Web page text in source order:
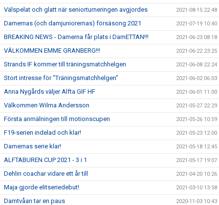
Välspelat och glatt när seniorturneringen avgjordes 2021-08-15 22:48
Damernas (och damjuniorernas) försäsong 2021 2021-07-19 10:40
BREAKING NEWS - Damerna får plats i DamETTAN!!! 2021-06-23 08:18
VÄLKOMMEN EMME GRANBERG!!! 2021-06-22 23:25
Strands IF kommer till träningsmatchhelgen 2021-06-08 22:24
Stort intresse för "Träningsmatchhelgen" 2021-06-02 06:03
Anna Nygårds väljer Alfta GIF HF 2021-06-01 11:00
Välkommen Wilma Andersson 2021-05-27 22:29
Första anmälningen till motionscupen 2021-05-26 10:59
F19-serien indelad och klar! 2021-05-23 12:00
Damernas serie klar! 2021-05-18 12:45
ALFTABUREN CUP 2021 - 3 i 1 2021-05-17 19:07
Dehlin coachar vidare ett år till 2021-04-20 10:26
Maja gjorde elitseriedebut! 2021-03-10 13:58
Damtvåan tar en paus 2020-11-03 10:43